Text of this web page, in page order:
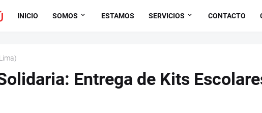
INICIO SOMOS ESTAMOS SERVICIOS CONTACTO
Entrega de Kits